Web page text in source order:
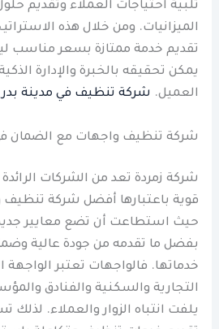
تلبية احتياجات العملاء وتقديم
الميزانيات. ومن خلال هذه
تقديم خدمة ممتازة بسعر مناسب
يمكن تحقيقه بالخبرة والإدارة
العميل. شركة تنظيف في مدينة بدر
شركة تنظيف واجهات مع الضمان
شركة زمردة تعد من الشركات
قوية باعتبارها أفضل شركة تنظيف
حيث استطاعت أن تضع معايير
بفضل ما تقدمه من جودة عالية
خدماتها. فالواجهات تعتبر الواجهة
التجارية والسكنية والفنادق
يلفت انتباه الزوار والعملاء.